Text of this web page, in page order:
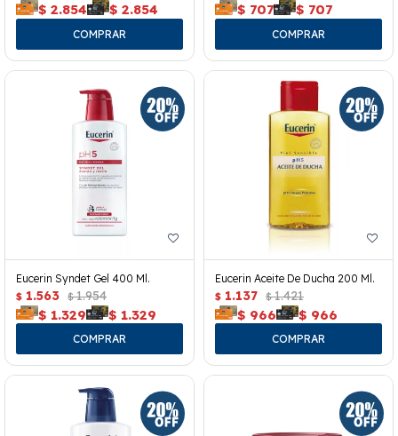
$ 2.854 $ 2.854 $ 707 $ 707
Eucerin Syndet Gel 400 Ml.
$ 1.563 $ 1.954
$ 1.329 $ 1.329
Eucerin Aceite De Ducha 200 Ml.
$ 1.137 $ 1.421
$ 966 $ 966